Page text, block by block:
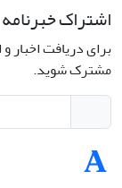
اشتراک خبرنامه
برای دریافت اخبار
مشترک شوید.